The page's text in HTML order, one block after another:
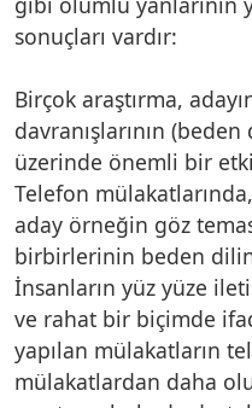
sonuçları vardır:
Birçok araştırma,
davranışlarının
üzerinde önemli bir
Telefon
aday örneğin göz
birbirlerinin beden
İnsanların yüz yüze
ve rahat bir biçimde
yapılan mülakatların
mülakatlardan daha